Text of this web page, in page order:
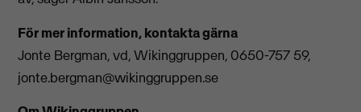
För mer information, kontakta gärna
Jonte Bergman, vd, Wikinggruppen, 0650-757 59,
jonte.bergman@wikinggruppen.se